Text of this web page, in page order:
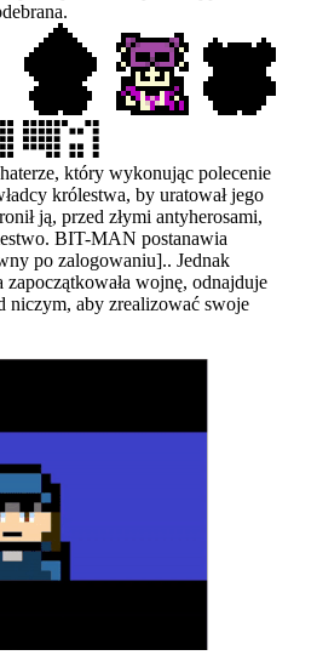
który wykonując polecenie
królestwa, by uratował jego
ją, przed złymi antyherosami,
BIT-MAN postanawia
po zalogowaniu].. Jednak
zapoczątkowała wojnę, odnajduje
niczym, aby zrealizować swoje